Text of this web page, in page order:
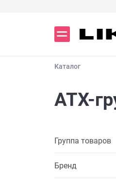
Каталог
АТХ-
Группа товаров
Бренд